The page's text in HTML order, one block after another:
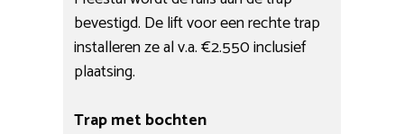
bevestigd. De lift voor een rechte trap
installeren ze al v.a. €2.550 inclusief
plaatsing.
Trap met bochten